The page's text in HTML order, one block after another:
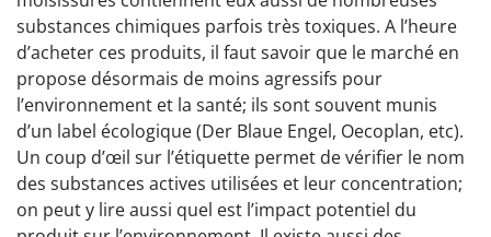
substances chimiques parfois très toxiques. A l’heure
d’acheter ces produits, il faut savoir que le marché en
propose désormais de moins agressifs pour
l’environnement et la santé; ils sont souvent munis
d’un label écologique (Der Blaue Engel, Oecoplan, etc).
Un coup d’œil sur l’étiquette permet de vérifier le nom
des substances actives utilisées et leur concentration;
on peut y lire aussi quel est l’impact potentiel du